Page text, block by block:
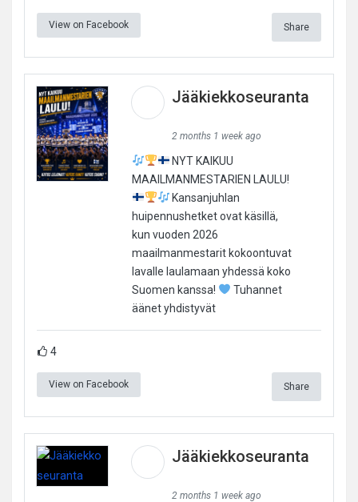
View on Facebook Share
Jääkiekkoseuranta
2 months 1 week ago
NYT KAIKUU
MAAILMANMESTARIEN LAULU!
Kansanjuhlan
huipennushetket ovat käsillä,
kun vuoden 2026
maailmanmestarit kokoontuvat
lavalle laulamaan yhdessä koko
Suomen kanssa!
Tuhannet
äänet yhdistyvät
4
View on Facebook Share
Jääkiekkoseuranta
2 months 1 week ago